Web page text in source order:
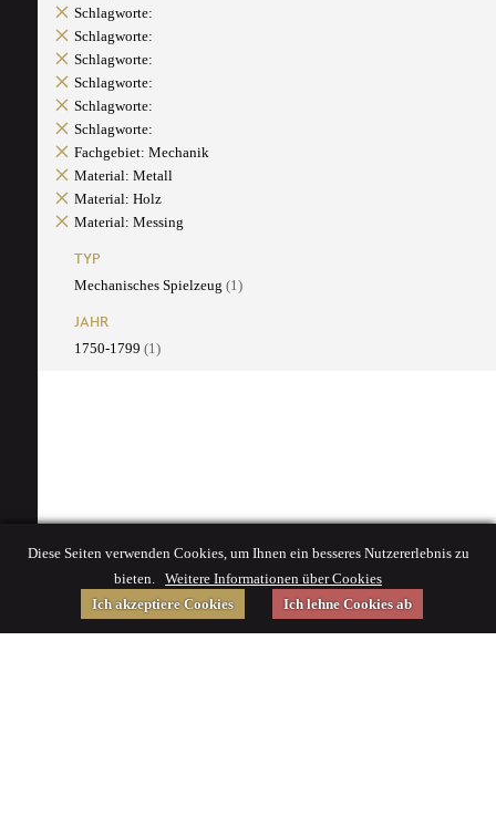
Schlagworte:
Schlagworte:
Schlagworte:
Schlagworte:
Schlagworte:
Schlagworte:
Fachgebiet: Mechanik
Material: Metall
Material: Holz
Material: Messing
TYP
Mechanisches Spielzeug (1)
JAHR
1750-1799 (1)
Diese Seiten verwenden Cookies, um Ihnen ein besseres Nutzererlebnis zu
bieten. Weitere Informationen über Cookies
Ich akzeptiere Cookies
Ich lehne Cookies ab